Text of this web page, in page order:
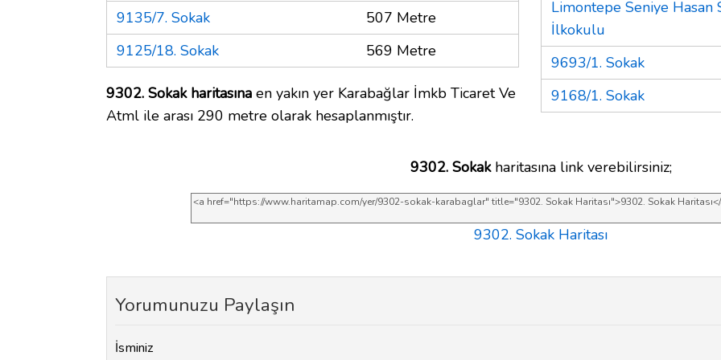
9135/7. Sokak
507 Metre
9125/18. Sokak
569 Metre
9302. Sokak haritasına en yakın yer Karabağlar İmkb Ticaret Ve
Atml ile arası 290 metre olarak hesaplanmıştır.
Limontepe Seniye Hasan
İlkokulu
9693/1. Sokak
9168/1. Sokak
9302. Sokakharitasına link verebilirsiniz;
9302. Sokak Haritası
Yorumunuzu Paylaşın
İsminiz